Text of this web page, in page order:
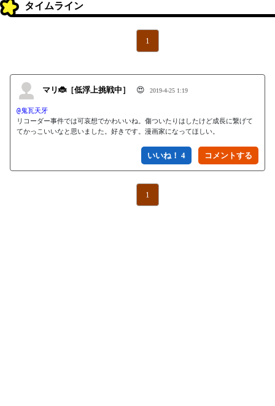
タイムライン
1
マリ🐞［低浮上挑戦中］ 😍 2019-4-25 1:19
@鬼瓦天牙
リコーダー事件では可哀想でかわいいね。傷ついたりはしたけど成長に繋げて
てかっこいいなと思いました。好きです。漫画家になってほしい。
いいね！ 4
1